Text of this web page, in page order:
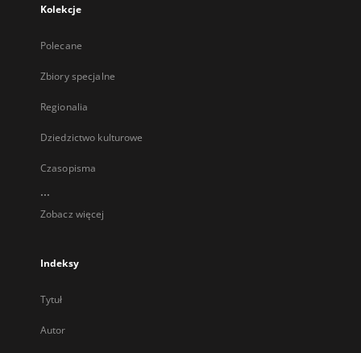
Kolekcje
Polecane
Zbiory specjalne
Regionalia
Dziedzictwo kulturowe
Czasopisma
...
Zobacz więcej
Indeksy
Tytuł
Autor